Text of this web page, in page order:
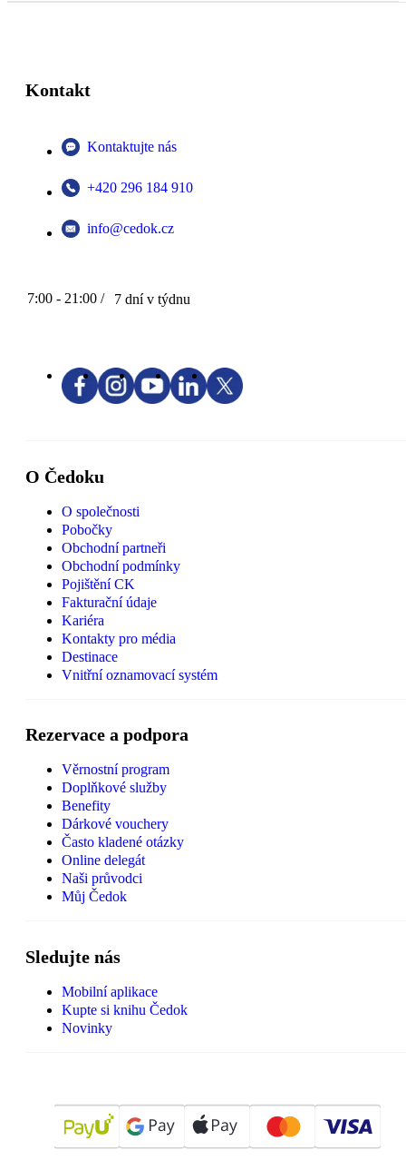
Kontakt
Kontaktujte nás
+420 296 184 910
info@cedok.cz
7:00 - 21:00 / 7 dní v týdnu
O Čedoku
O společnosti
Pobočky
Obchodní partneři
Obchodní podmínky
Pojištění CK
Fakturační údaje
Kariéra
Kontakty pro média
Destinace
Vnitřní oznamovací systém
Rezervace a podpora
Věrnostní program
Doplňkové služby
Benefity
Dárkové vouchery
Často kladené otázky
Online delegát
Naši průvodci
Můj Čedok
Sledujte nás
Mobilní aplikace
Kupte si knihu Čedok
Novinky